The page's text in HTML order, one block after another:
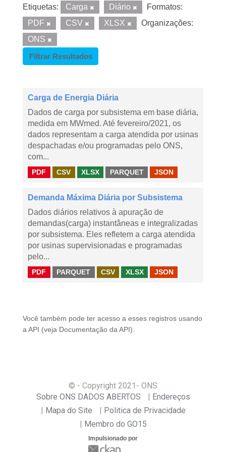
Etiquetas: Carga Diário
Formatos:
PDF
CSV XLSX
Organizações:
ONS
Filtrar Resultados
Carga de Energia Diária
Dados de carga por subsistema em base diária,
medida em MWmed. Até fevereiro/2021, os
dados representam a carga atendida por usinas
despachadas e/ou programadas pelo ONS,
com...
PDF CSV XLSX PARQUET JSON
Demanda Máxima Diária por Subsistema
Dados diários relativos à apuração de
demandas(carga) instantâneas e integralizadas
por subsistema. Eles refletem a carga atendida
por usinas supervisionadas e programadas
pelo...
PDF PARQUET CSV XLSX JSON
Você também pode ter acesso a esses registros usando
a API (veja Documentação da API ).
© - Copyright 2021 - ONS
Sobre ONS DADOS ABERTOS
Endereços
Mapa do Site
Politica de Privacidade
Membro do GO15
Impulsionado por